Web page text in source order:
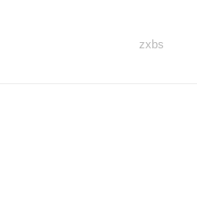
zxbs